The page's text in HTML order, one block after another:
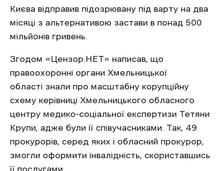
Києва відправив підозрювану під варту на два
місяці з альтернативою застави в понад 500
мільйонів гривень.
Згодом «Цензор.НЕТ» написав, що
правоохоронні органи Хмельницької
області знали про масштабну корупційну
схему керівниці Хмельницького обласного
центру медико-соціальної експертизи Тетяни
Крупи, адже були її співучасниками. Так, 49
прокурорів, серед яких і обласний прокурор,
змогли оформити інвалідність, скориставшись
її послугами.